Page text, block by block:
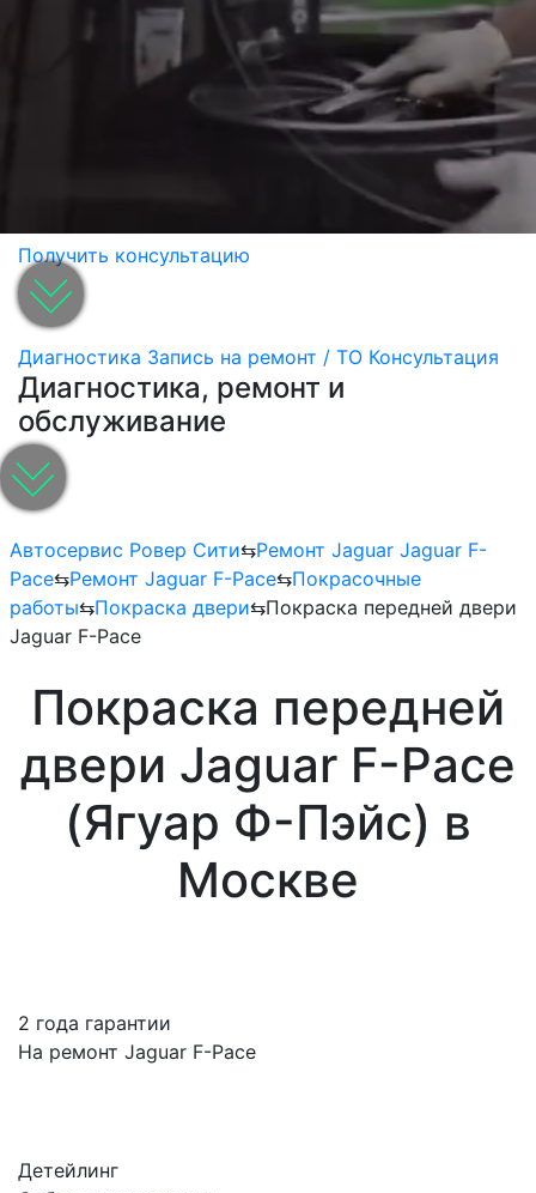
Получить консультацию
Диагностика Запись на ремонт / ТО Консультация
Диагностика, ремонт и
обслуживание
Автосервис Ровер Сити⇆Ремонт Jaguar Jaguar F-
Pace⇆Ремонт Jaguar F-Pace⇆Покрасочные
работы⇆Покраска двери⇆Покраска передней двери
Jaguar F-Pace
Покраска передней
двери Jaguar F-Pace
(Ягуар Ф-Пэйс) в
Москве
2 года гарантии
На ремонт Jaguar F-Pace
Детейлинг